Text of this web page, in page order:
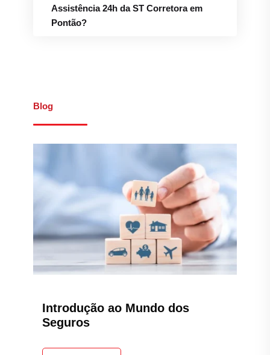
Assistência 24h da ST Corretora em
Pontão?
Blog
Introdução ao Mundo dos
Seguros